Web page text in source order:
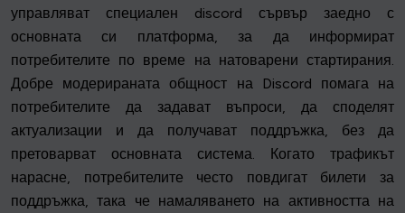
управляват специален discord сървър заедно с
основната си платформа, за да информират
потребителите по време на натоварени стартирания.
Добре модерираната общност на Discord помага на
потребителите да задават въпроси, да споделят
актуализации и да получават поддръжка, без да
претоварват основната система. Когато трафикът
нарасне, потребителите често повдигат билети за
поддръжка, така че намаляването на активността на